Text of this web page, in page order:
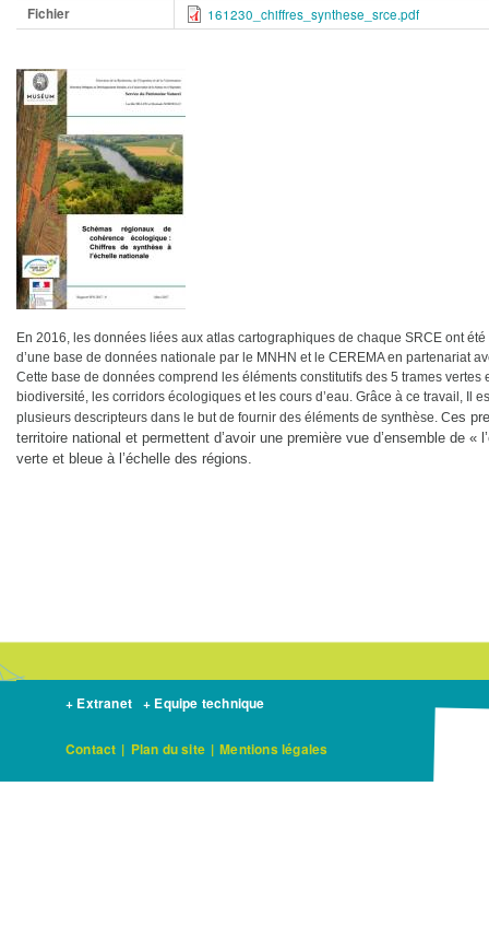
Fichier
161230_chiffres_synthese_srce.pdf
En 2016, les données liées aux atlas cartographiques de chaque SRCE ont
d’une base de données nationale par le MNHN et le CEREMA en partenariat
Cette base de données comprend les éléments constitutifs des 5 trames
biodiversité, les corridors écologiques et les cours d’eau. Grâce à ce travail, Il
plusieurs descripteurs dans le but de fournir des éléments de synthèse. Ces
territoire national et permettent d’avoir une première vue d’ensemble de «
verte et bleue à l’échelle des régions.
+ Extranet + Equipe technique
Contact | Plan du site | Mentions légales